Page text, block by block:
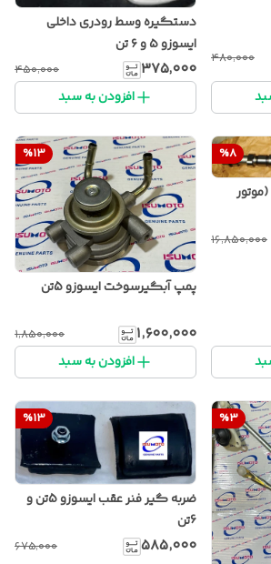
۴۸۰٬۰۰۰
دستگیره وسط رودری داخلی
ایسوزو ۵ و ۶ تن
۳۷۵٬۰۰۰ ۴۵۰٬۰۰۰
افزودن به سبد
%8
ایسوزو ۶ تن (موتور
۱۶٬۸۵۰٬۰۰۰
%13
پمپ آبگیرسوخت ایسوزو 5تن
۱٬۶۰۰٬۰۰۰ ۱٬۸۵۰٬۰۰۰
افزودن به سبد
%3
%13
ضربه گیر فنر عقب ایسوزو 5تن و
6تن
۵۸۵٬۰۰۰ ۶۷۵٬۰۰۰